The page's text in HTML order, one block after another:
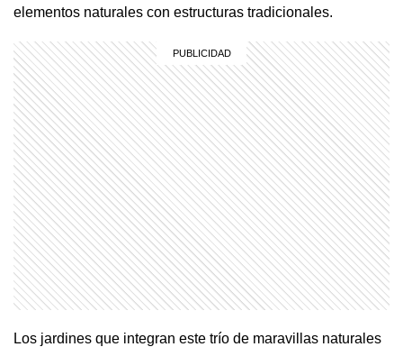
elementos naturales con estructuras tradicionales.
Los jardines que integran este trío de maravillas naturales